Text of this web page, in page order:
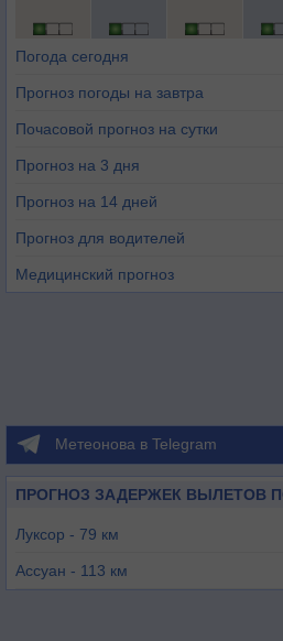
Погода сегодня
Прогноз погоды на завтра
Почасовой прогноз на сутки
Прогноз на 3 дня
Прогноз на 14 дней
Прогноз для водителей
Медицинский прогноз
Метеонова в Telegram
ПРОГНОЗ ЗАДЕРЖЕК ВЫЛЕТОВ
Луксор - 79 км
Ассуан - 113 км